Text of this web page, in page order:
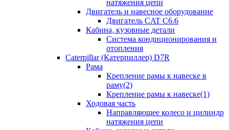
натяжения цепи
Двигатель и навесное оборудование
Двигатель CAT C6.6
Кабина, кузовные детали
Система кондиционирования и
отопления
Caterpillar (Катерпиллер) D7R
Рама
Крепление рамы к навеске в
раму(2)
Крепление рамы к навеске(1)
Ходовая часть
Направляющее колесо и цилиндр
натяжения цепи